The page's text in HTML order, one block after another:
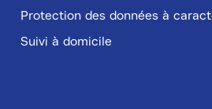
Protection des données à
Suivi à domicile